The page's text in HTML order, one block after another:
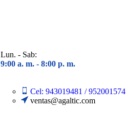
Lun. - Sab:
9:00 a. m. - 8:00 p. m.
Cel: 943019481 / 952001574
ventas@agaltic.com